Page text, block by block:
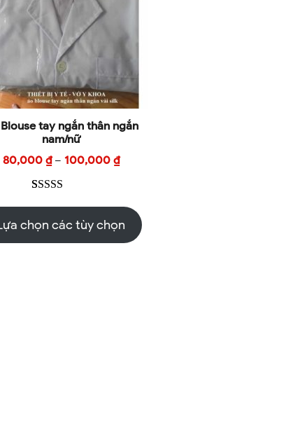
tay ngắn thân ngắn
nam/nữ
80,000 ₫– 100,000 ₫
dựa trên
đánh giá
chọn các tùy chọn